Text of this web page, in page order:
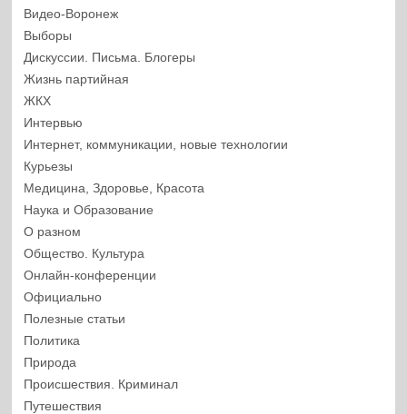
Видео-Воронеж
Выборы
Дискуссии. Письма. Блогеры
Жизнь партийная
ЖКХ
Интервью
Интернет, коммуникации, новые технологии
Курьезы
Медицина, Здоровье, Красота
Наука и Образование
О разном
Общество. Культура
Онлайн-конференции
Официально
Полезные статьи
Политика
Природа
Происшествия. Криминал
Путешествия